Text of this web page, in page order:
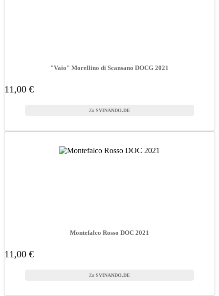
"Vaio" Morellino di Scansano DOCG 2021
11,00 €
SVINANDO.DE
Montefalco Rosso DOC 2021
11,00 €
SVINANDO.DE